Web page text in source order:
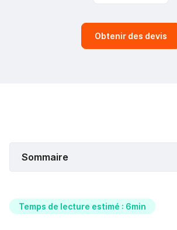
Obtenir des devis
Sommaire
Temps de lecture estimé : 6min